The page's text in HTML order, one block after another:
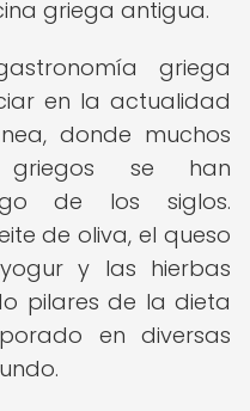
griega antigua.
griega
en la actualidad
donde muchos
griegos se han
de los siglos.
de oliva, el queso
y las hierbas
pilares de la dieta
en diversas